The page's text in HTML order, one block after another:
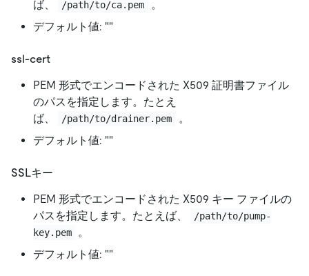
ば、
/path/to/ca.pem
。
デフォルト値: ""
ssl-cert
PEM 形式でエンコードされた X509 証明書ファイル
のパスを指定します。たとえ
ば、
/path/to/drainer.pem
。
デフォルト値: ""
SSLキー
PEM 形式でエンコードされた X509 キー ファイルの
パスを指定します。たとえば、
/path/to/pump-
key.pem
。
デフォルト値: ""